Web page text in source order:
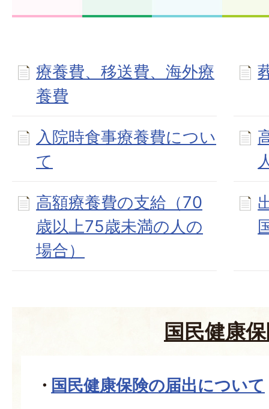
療養費、移送費、海外療
養費
入院時食事療養費につい
て
高額療養費の支給（70
歳以上75歳未満の人の
場合）
国民健康
国民健康保険の届出について